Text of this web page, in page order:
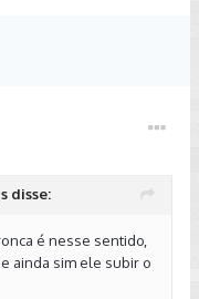
disse:
é nesse sentido,
ainda sim ele subir o